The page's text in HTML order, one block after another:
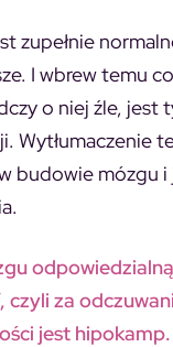
zupełnie
I wbrew temu
o niej źle, jest
Wytłumaczenie
budowie mózgu i
czyli za
jest hipokamp.